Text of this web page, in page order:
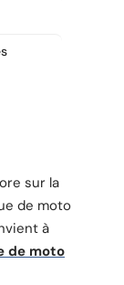
sur la
de moto
à
de moto